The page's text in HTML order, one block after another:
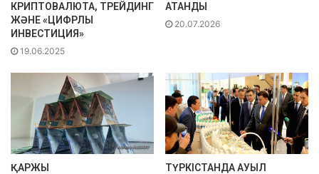
КРИПТОВАЛЮТА, ТРЕЙДИНГ
ЖӘНЕ «ЦИФРЛЫ
ИНВЕСТИЦИЯ»
19.06.2025
АТАНДЫ
20.07.2026
ҚАРЖЫ
ТҮРКІСТАНДА АУЫЛ